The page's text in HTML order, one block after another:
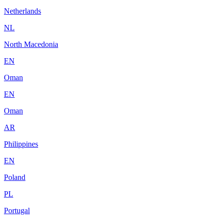
Netherlands
NL
North Macedonia
EN
Oman
EN
Oman
AR
Philippines
EN
Poland
PL
Portugal